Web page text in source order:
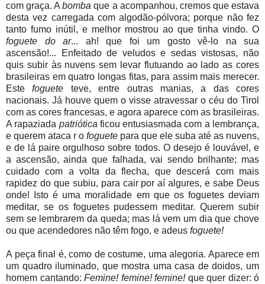
com graça. Abomba que a acompanhou, cremos que estava
desta vez carregada com algodão-pólvora; porque não fez
tanto fumo inútil, e melhor mostrou ao que tinha vindo. O
foguete do
ar... ah! que foi um gosto vê-lo na sua
ascensão!... Enfeitado de veludos e sedas vistosas, não
quis subir às nuvens sem levar flutuando ao lado as cores
brasileiras em quatro longas fitas, para assim mais merecer.
Estefoguete teve, entre outras manias, a das cores
nacionais. Já houve quem o visse atravessar o céu do Tirol
com as cores francesas, e agora aparece com as brasileiras.
A rapaziada patriótica ficou entusiasmada com a lembrança,
e querem ataca r o foguete para que ele suba até as nuvens,
e de lá paire orgulhoso sobre todos. O desejo é louvável, e
a ascensão, ainda que falhada, vai sendo brilhante; mas
cuidado com a volta da flecha, que descerá com mais
rapidez do que subiu, para cair por aí algures, e sabe Deus
onde! Isto é uma moralidade em que os foguetes deviam
meditar, se os foguetes pudessem meditar. Querem subir
sem se lembrarem da queda; mas lá vem um dia que chove
ou que acendedores não têm fogo, e adeus foguete!
A peça final é, como de costume, uma alegoria. Aparece em
um quadro iluminado, que mostra uma casa de doidos, um
homem cantando: Femine! femine! femine!que quer dizer: ó